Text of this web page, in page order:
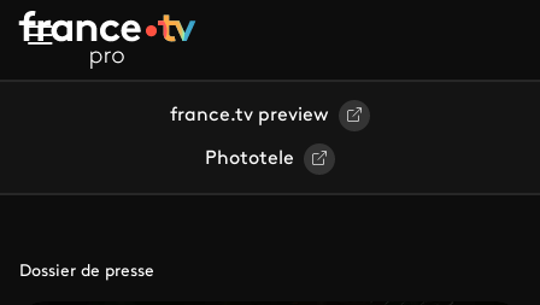
Aller au contenu principal
france.tv preview
Phototele
Dossier de presse